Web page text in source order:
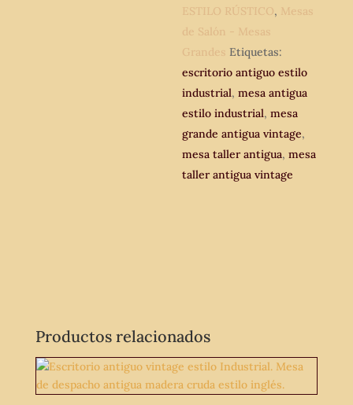
de
comedor
antigua
rústico.
cantidad
ESTILO RÚSTICO, Mesas
de Salón - Mesas
Grandes Etiquetas:
escritorio antiguo estilo
industrial,mesa antigua
estilo industrial,mesa
grande antigua vintage,
mesa taller antigua,mesa
taller antigua vintage
Productos relacionados